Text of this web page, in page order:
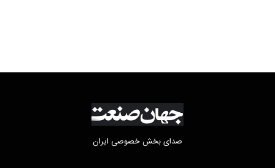
صدای بخش خصوصی ایران